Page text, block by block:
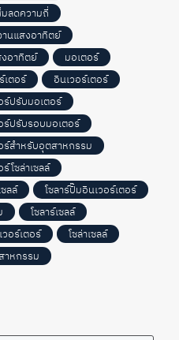
ลดความถี่
นแสงอาทิตย์
อาทิตย์
มอเตอร์
เตอร์
อินเวอร์เตอร์
ร์ปรับมอเตอร์
ร์ปรับรอบมอเตอร์
ร์สำหรับอุตสาหกรรม
โซล่าเซลล์
ลล์
โซลาร์ปั๊มอินเวอร์เตอร์
โซลาร์เซลล์
วอร์เตอร์
โซล่าเซลล์
าหกรรม